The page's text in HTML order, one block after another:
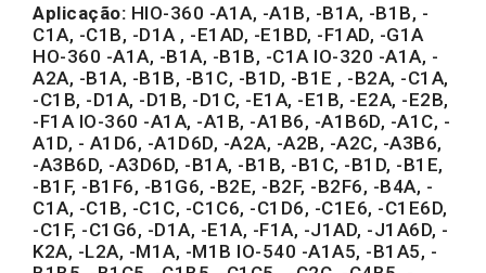
Aplicação: HIO-360 -A1A, -A1B, -B1A, -B1B, -
C1A, -C1B, -D1A , -E1AD, -E1BD, -F1AD, -G1A
HO-360 -A1A, -B1A, -B1B, -C1A IO-320 -A1A, -
A2A, -B1A, -B1B, -B1C, -B1D, -B1E , -B2A, -C1A,
-C1B, -D1A, -D1B, -D1C, -E1A, -E1B, -E2A, -E2B,
-F1A IO-360 -A1A, -A1B, -A1B6, -A1B6D, -A1C, -
A1D, - A1D6, -A1D6D, -A2A, -A2B, -A2C, -A3B6,
-A3B6D, -A3D6D, -B1A, -B1B, -B1C, -B1D, -B1E,
-B1F, -B1F6, -B1G6, -B2E, -B2F, -B2F6, -B4A, -
C1A, -C1B, -C1C, -C1C6, -C1D6, -C1E6, -C1E6D,
-C1F, -C1G6, -D1A, -E1A, -F1A, -J1AD, -J1A6D, -
K2A, -L2A, -M1A, -M1B IO-540 -A1A5, -B1A5, -